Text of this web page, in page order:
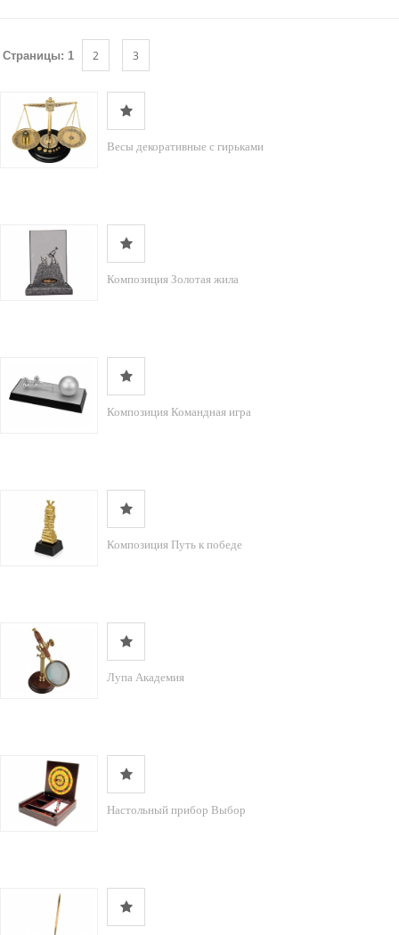
Страницы: 1 2 3
Весы декоративные с гирьками
Композиция Золотая жила
Композиция Командная игра
Композиция Путь к победе
Лупа Академия
Настольный прибор Выбор